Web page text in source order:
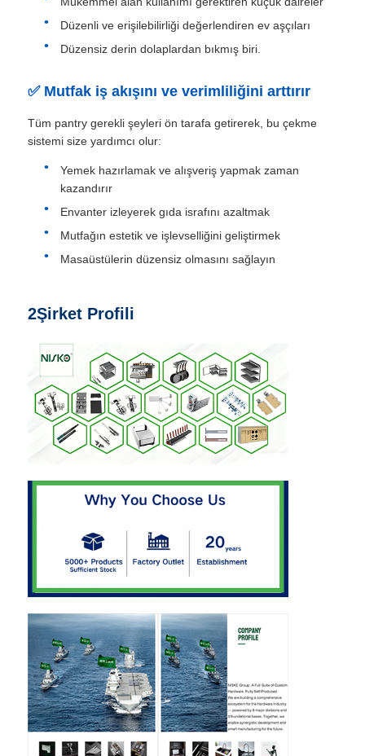
Düzenli ve erişilebilirliği değerlendiren ev aşçıları
Düzensiz derin dolaplardan bıkmış biri.
✅ Mutfak iş akışını ve verimliliğini arttırır
Tüm pantry gerekli şeyleri ön tarafa getirerek, bu çekme
sistemi size yardımcı olur:
Yemek hazırlamak ve alışveriş yapmak zaman
kazandırır
Envanter izleyerek gıda israfını azaltmak
Mutfağın estetik ve işlevselliğini geliştirmek
Masaüstülerin düzensiz olmasını sağlayın
2Şirket Profili